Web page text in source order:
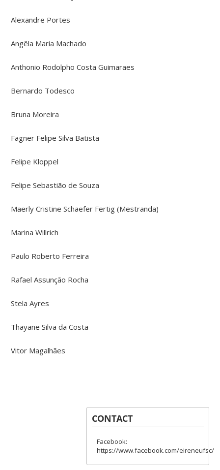
Alexandre Portes
Angêla Maria Machado
Anthonio Rodolpho Costa Guimaraes
Bernardo Todesco
Bruna Moreira
Fagner Felipe Silva Batista
Felipe Kloppel
Felipe Sebastião de Souza
Maerly Cristine Schaefer Fertig (Mestranda)
Marina Willrich
Paulo Roberto Ferreira
Rafael Assunção Rocha
Stela Ayres
Thayane Silva da Costa
Vitor Magalhães
CONTACT
Facebook:
https://www.facebook.com/eireneufsc/